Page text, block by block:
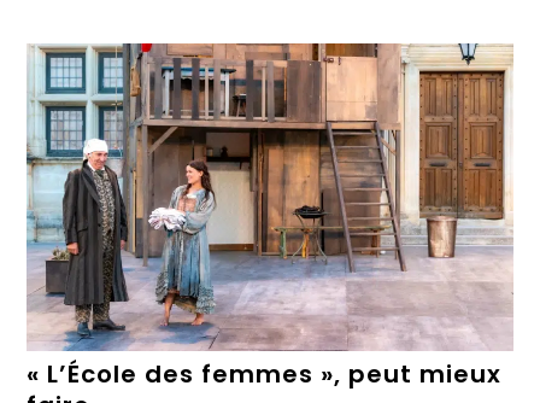
« L’École des femmes », peut mieux